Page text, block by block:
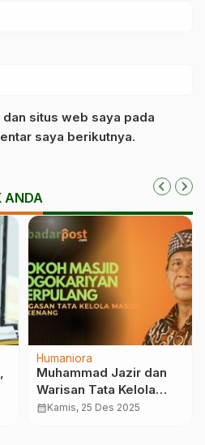
situs web saya pada
saya berikutnya.
ANDA
Humaniora
Muhammad Jazir dan
Warisan Tata Kelola
Masjid
calendar_monthKamis, 25 Des 2025